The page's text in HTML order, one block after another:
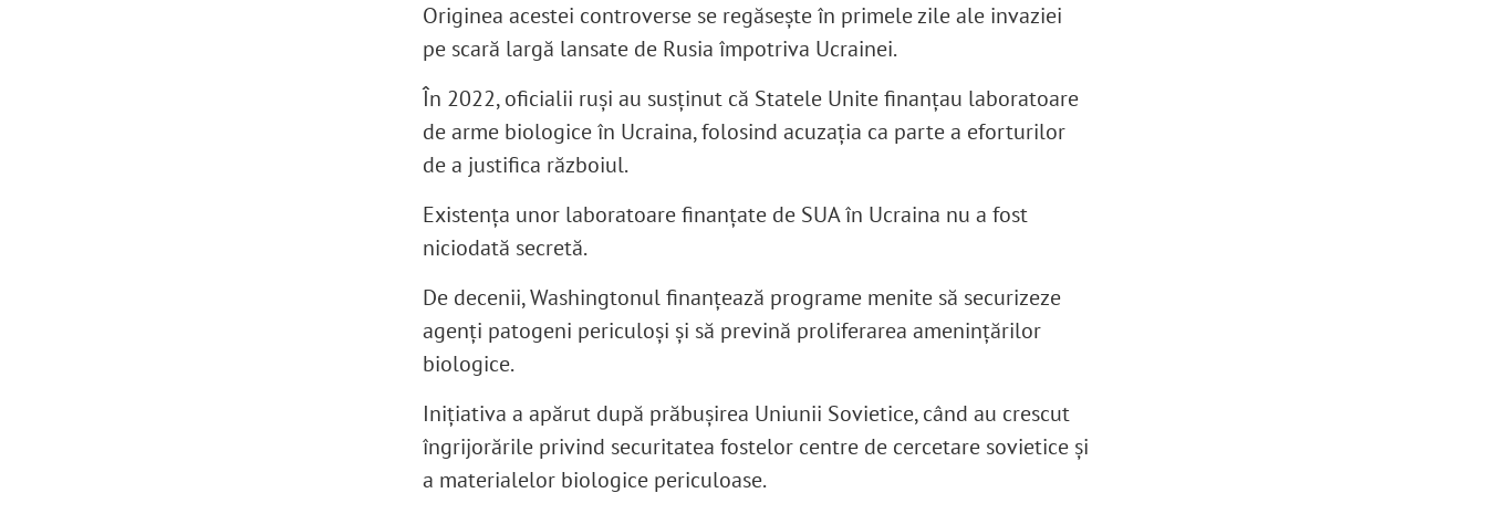
Originea acestei controverse se regăseşte în primele zile ale invaziei
pe scară largă lansate de Rusia împotriva Ucrainei.
În 2022, oficialii ruși au susținut că Statele Unite finanțau laboratoare
de arme biologice în Ucraina, folosind acuzația ca parte a eforturilor
de a justifica războiul.
Existența unor laboratoare finanțate de SUA în Ucraina nu a fost
niciodată secretă.
De decenii, Washingtonul finanțează programe menite să securizeze
agenți patogeni periculoși și să prevină proliferarea amenințărilor
biologice.
Inițiativa a apărut după prăbușirea Uniunii Sovietice, când au crescut
îngrijorările privind securitatea fostelor centre de cercetare sovietice și
a materialelor biologice periculoase.